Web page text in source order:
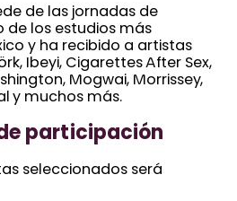
de las jornadas de
de los estudios más
y ha recibido a artistas
Ibeyi, Cigarettes After Sex,
Mogwai, Morrissey,
y muchos más.
participación
seleccionados será